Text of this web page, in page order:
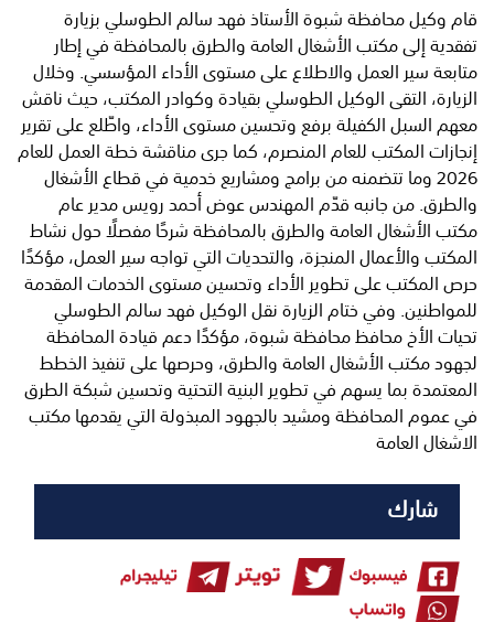
قام وكيل محافظة شبوة الأستاذ فهد سالم الطوسلي بزيارة
تفقدية إلى مكتب الأشغال العامة والطرق بالمحافظة في إطار
متابعة سير العمل والاطلاع على مستوى الأداء المؤسسي. وخلال
الزيارة، التقى الوكيل الطوسلي بقيادة وكوادر المكتب، حيث ناقش
معهم السبل الكفيلة برفع وتحسين مستوى الأداء، واطّلع على تقرير
إنجازات المكتب للعام المنصرم، كما جرى مناقشة خطة العمل للعام
2026 وما تتضمنه من برامج ومشاريع خدمية في قطاع الأشغال
والطرق. من جانبه قدّم المهندس عوض أحمد رويس مدير عام
مكتب الأشغال العامة والطرق بالمحافظة شرحًا مفصلًا حول نشاط
المكتب والأعمال المنجزة، والتحديات التي تواجه سير العمل، مؤكدًا
حرص المكتب على تطوير الأداء وتحسين مستوى الخدمات المقدمة
للمواطنين. وفي ختام الزيارة نقل الوكيل فهد سالم الطوسلي
تحيات الأخ محافظ محافظة شبوة، مؤكدًا دعم قيادة المحافظة
لجهود مكتب الأشغال العامة والطرق، وحرصها على تنفيذ الخطط
المعتمدة بما يسهم في تطوير البنية التحتية وتحسين شبكة الطرق
في عموم المحافظة ومشيد بالجهود المبذولة التي يقدمها مكتب
الاشغال العامة
شارك